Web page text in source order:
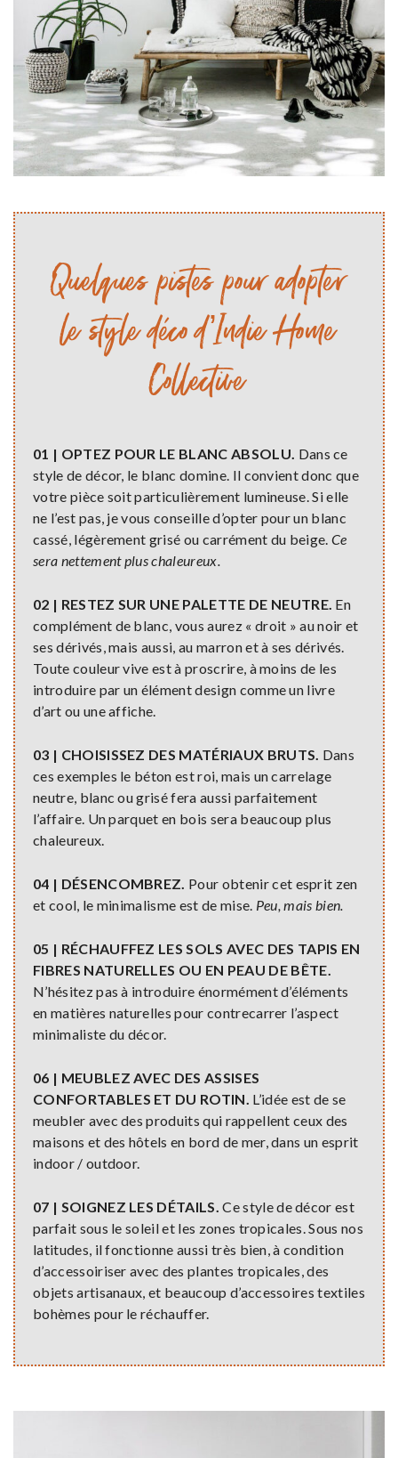
Quelques pistes pour adopter
le style déco d’Indie Home
Collective
01 | OPTEZ POUR LE BLANC ABSOLU. Dans ce
style de décor, le blanc domine. Il convient donc que
votre pièce soit particulièrement lumineuse. Si elle
ne l’est pas, je vous conseille d’opter pour un blanc
cassé, légèrement grisé ou carrément du beige.Ce
sera nettement plus chaleureux.
02 | RESTEZ SUR UNE PALETTE DE NEUTRE. En
complément de blanc, vous aurez « droit » au noir et
ses dérivés, mais aussi, au marron et à ses dérivés.
Toute couleur vive est à proscrire, à moins de les
introduire par un élément design comme un livre
d’art ou une affiche.
03 | CHOISISSEZ DES MATÉRIAUX BRUTS. Dans
ces exemples le béton est roi, mais un carrelage
neutre, blanc ou grisé fera aussi parfaitement
l’affaire. Un parquet en bois sera beaucoup plus
chaleureux.
04 | DÉSENCOMBREZ. Pour obtenir cet esprit zen
et cool, le minimalisme est de mise. Peu, mais bien.
05 | RÉCHAUFFEZ LES SOLS AVEC DES TAPIS EN
FIBRES NATURELLES OU EN PEAU DE BÊTE.
N’hésitez pas à introduire énormément d’éléments
en matières naturelles pour contrecarrer l’aspect
minimaliste du décor.
06 | MEUBLEZ AVEC DES ASSISES
CONFORTABLES ET DU ROTIN. L’idée est de se
meubler avec des produits qui rappellent ceux des
maisons et des hôtels en bord de mer, dans un esprit
indoor / outdoor.
07 | SOIGNEZ LES DÉTAILS. Ce style de décor est
parfait sous le soleil et les zones tropicales. Sous nos
latitudes, il fonctionne aussi très bien, à condition
d’accessoiriser avec des plantes tropicales, des
objets artisanaux, et beaucoup d’accessoires textiles
bohèmes pour le réchauffer.